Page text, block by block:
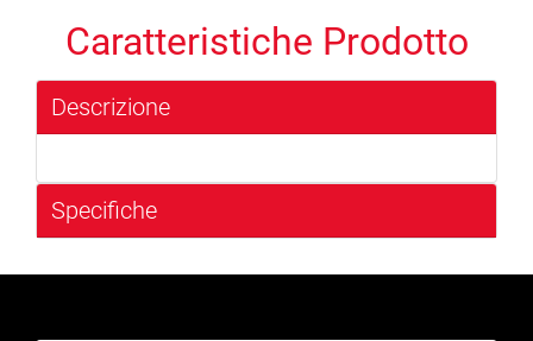
Caratteristiche Prodotto
Descrizione
Specifiche